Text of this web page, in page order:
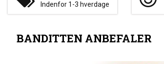
Indenfor 1-3 hverdage
BANDITTEN ANBEFALER